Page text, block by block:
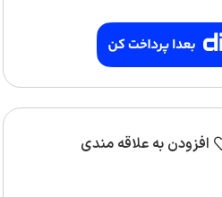
افزودن به علاقه مندی